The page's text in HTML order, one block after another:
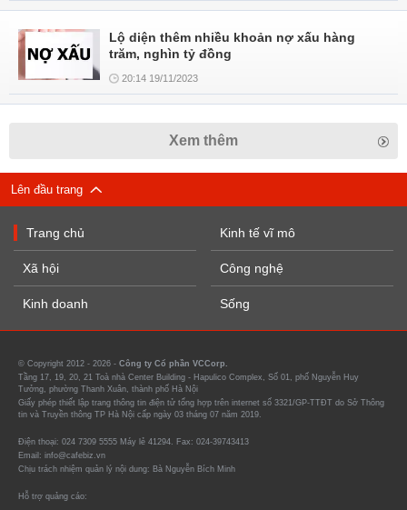
Lộ diện thêm nhiều khoản nợ xấu hàng
trăm, nghìn tỷ đồng
20:14 19/11/2023
Xem thêm
Lên đầu trang
Trang chủ
Xã hội
Kinh doanh
Kinh tế vĩ mô
Công nghệ
Sống
© Copyright 2012 - 2026 - Công ty Cổ phần VCCorp.
Tầng 17, 19, 20, 21 Toà nhà Center Building - Hapulico Complex, Số 01, phố Nguyễn Huy
Tưởng, phường Thanh Xuân, thành phố Hà Nội
Giấy phép thiết lập trang thông tin điện tử tổng hợp trên internet số 3321/GP-TTĐT do Sở Thông
tin và Truyền thông TP Hà Nội cấp ngày 03 tháng 07 năm 2019.
Điện thoại: 024 7309 5555 Máy lẻ 41294. Fax: 024-39743413
Email: info@cafebiz.vn
Chịu trách nhiệm quản lý nội dung: Bà Nguyễn Bích Minh
Hỗ trợ quảng cáo: